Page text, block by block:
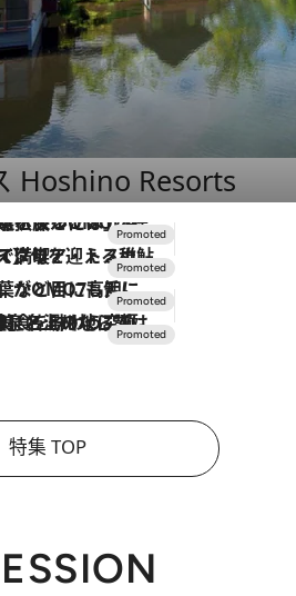
Hoshino Resorts
は「昼は実家、夜は気兼ねなくホテルで！」
の郷土料理の手法で満喫！
特集 TOP